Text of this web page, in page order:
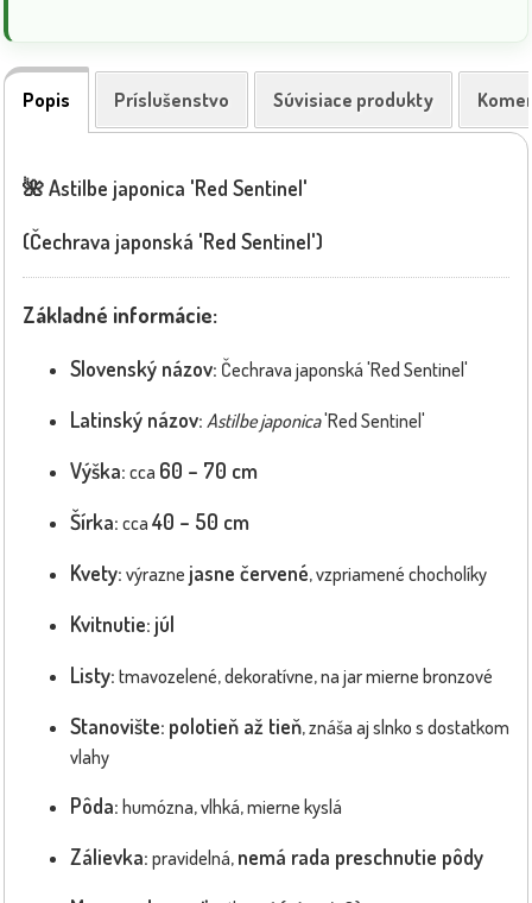
Popis Príslušenstvo Súvisiace produkty
🌺Astilbe japonica 'Red Sentinel'
(Čechrava japonská 'Red Sentinel')
Základné informácie:
Slovenský názov: Čechrava japonská 'Red Sentinel'
Latinský názov: Astilbe japonica'Red Sentinel'
Výška: cca 60 – 70 cm
Šírka: cca 40 – 50 cm
Kvety: výrazne jasne červené, vzpriamené chocholíky
Kvitnutie: júl
Listy: tmavozelené, dekoratívne, na jar mierne bronzové
Stanovište: polotieň až tieň, znáša aj slnko s dostatkom
vlahy
Pôda: humózna, vlhká, mierne kyslá
Zálievka: pravidelná, nemá rada preschnutie pôdy